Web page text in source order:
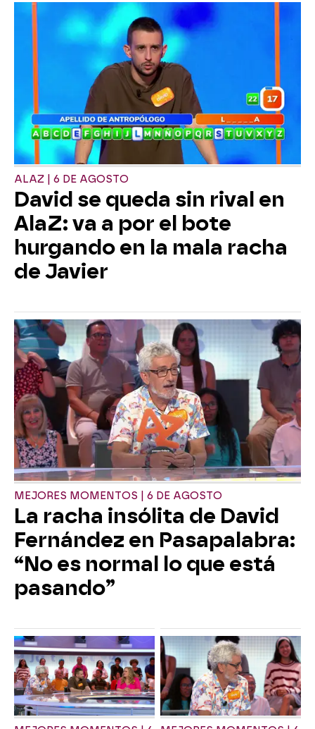
ALAZ | 6 DE AGOSTO
David se queda sin rival en
AlaZ: va a por el bote
hurgando en la mala racha
de Javier
MEJORES MOMENTOS | 6 DE AGOSTO
La racha insólita de David
Fernández en Pasapalabra:
“No es normal lo que está
pasando”